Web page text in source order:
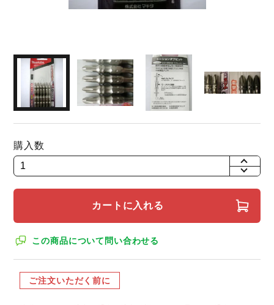
購入数
+
カートに入れる
この商品について問い合わせる
ご注文いただく前に